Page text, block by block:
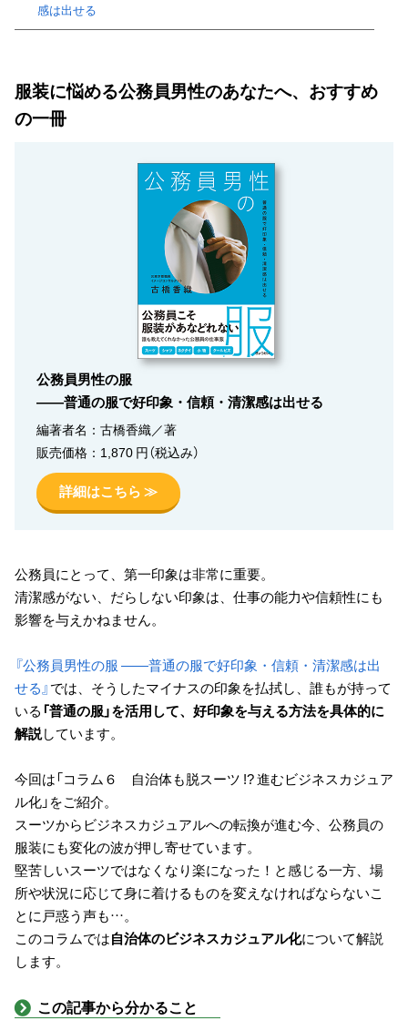
感は出せる
服装に悩める公務員男性のあなたへ、おすすめ
の一冊
公務員男性の服
――普通の服で好印象・信頼・清潔感は出せる
編著者名：古橋香織／著
販売価格：1,870 円（税込み）
詳細はこちら ≫
公務員にとって、第一印象は非常に重要。
清潔感がない、だらしない印象は、仕事の能力や信頼性にも
影響を与えかねません。
『公務員男性の服 ――普通の服で好印象・信頼・清潔感は出
せる』では、そうしたマイナスの印象を払拭し、誰もが持って
いる 「普通の服」を活用して、好印象を与える方法を具体的に
解説しています。
今回は「コラム６ 自治体も脱スーツ !? 進むビジネスカジュア
ル化」をご紹介。
スーツからビジネスカジュアルへの転換が進む今、公務員の
服装にも変化の波が押し寄せています。
堅苦しいスーツではなくなり楽になった！と感じる一方、場
所や状況に応じて身に着けるものを変えなければならないこ
とに戸惑う声も…。
このコラムでは自治体のビジネスカジュアル化について解説
します。
この記事から分かること